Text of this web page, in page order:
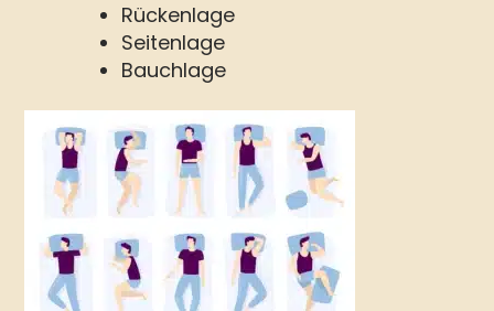
Rückenlage
Seitenlage
Bauchlage